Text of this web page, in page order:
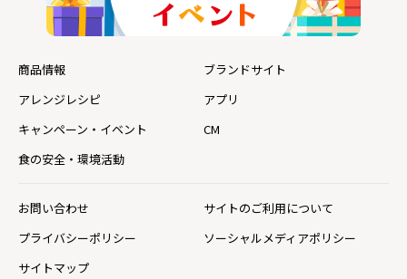
商品情報
ブランドサイト
アレンジレシピ
アプリ
キャンペーン・イベント
CM
食の安全・環境活動
お問い合わせ
サイトのご利用について
プライバシーポリシー
ソーシャルメディアポリシー
サイトマップ